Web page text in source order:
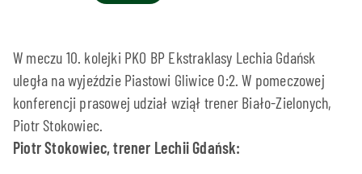
W meczu 10. kolejki PKO BP Ekstraklasy Lechia Gdańsk
uległa na wyjeździe Piastowi Gliwice 0:2. W pomeczowej
konferencji prasowej udział wziął trener Biało-Zielonych,
Piotr Stokowiec.
Piotr Stokowiec, trener Lechii Gdańsk: